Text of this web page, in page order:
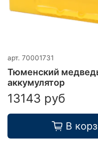
арт. 70001731
Тюменский
аккумулятор
13143 руб
В